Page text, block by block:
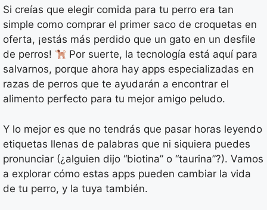
Si creías que elegir comida para tu perro era tan
simple como comprar el primer saco de croquetas en
oferta, ¡estás más perdido que un gato en un desfile
de perros!
Por suerte, la tecnología está aquí para
salvarnos, porque ahora hay apps especializadas en
razas de perros que te ayudarán a encontrar el
alimento perfecto para tu mejor amigo peludo.
Y lo mejor es que no tendrás que pasar horas leyendo
etiquetas llenas de palabras que ni siquiera puedes
pronunciar (¿alguien dijo “biotina” o “taurina”?). Vamos
a explorar cómo estas apps pueden cambiar la vida
de tu perro, y la tuya también.